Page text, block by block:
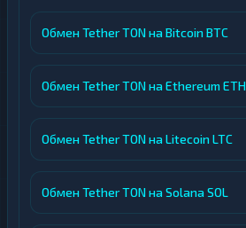
Обмен Tether TON на Bitcoin BTC
Обмен Tether TON на Ethereum ETH
Обмен Tether TON на Litecoin LTC
Обмен Tether TON на Solana SOL